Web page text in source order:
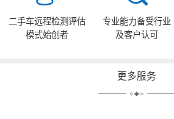
二手车远程检测评估
模式始创者
专业能力备受行业
及客户认可
更多服务